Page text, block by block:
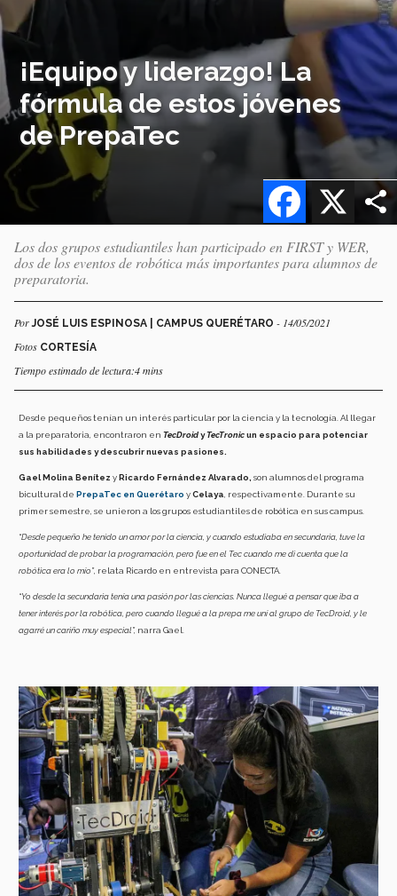
¡Equipo y liderazgo! La
fórmula de estos jóvenes
de PrepaTec
X
Facebook
Los dos grupos estudiantiles han participado en FIRST y WER,
dos de los eventos de robótica más importantes para alumnos de
preparatoria.
PorJOSÉ LUIS ESPINOSA | CAMPUS QUERÉTARO - 14/05/2021
Fotos CORTESÍA
Tiempo estimado de lectura:4 mins
Desde pequeños tenían un interés particular por la ciencia y la tecnología. Al llegar
a la preparatoria, encontraron en TecDroidyTecTronicun espacio para potenciar
sus habilidades y descubrir nuevas pasiones.
Gael Molina Benítez yRicardo Fernández Alvarado, son alumnos del programa
bicultural de PrepaTec en Querétaro yCelaya , respectivamente. Durante su
primer semestre, se unieron a los grupos estudiantiles de robótica en sus campus.
“Desde pequeño he tenido un amor por la ciencia, y cuando estudiaba en secundaria, tuve la
oportunidad de probar la programación, pero fue en el Tec cuando me di cuenta que la
robótica era lo mío” , relata Ricardo en entrevista para CONECTA.
“Yo desde la secundaria tenía una pasión por las ciencias. Nunca llegué a pensar que iba a
tener interés por la robótica, pero cuando llegué a la prepa me uní al grupo de TecDroid, y le
agarré un cariño muy especial”, narra Gael.